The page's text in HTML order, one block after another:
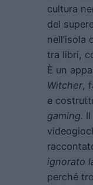
cultura
del
nell’isola
tra libri,
È un
Witcher,
e
gaming.
ignorato
perché